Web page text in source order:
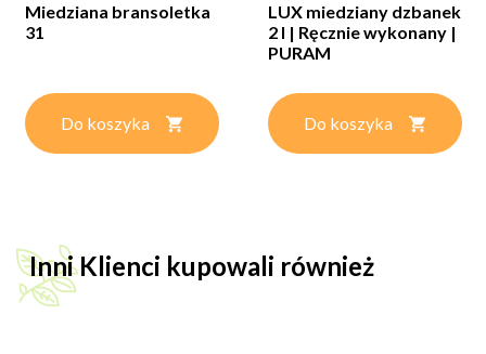
Miedziana bransoletka
31
Do koszyka
LUX miedziany dzbanek
2 l | Ręcznie wykonany |
PURAM
Do koszyka
Inni Klienci kupowali również